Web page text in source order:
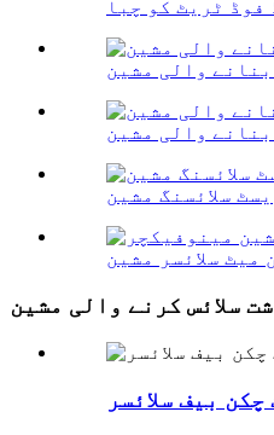
سلائس کرنے والی مشین
بیف سلائسر